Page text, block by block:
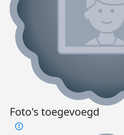
Foto's toegevoegd